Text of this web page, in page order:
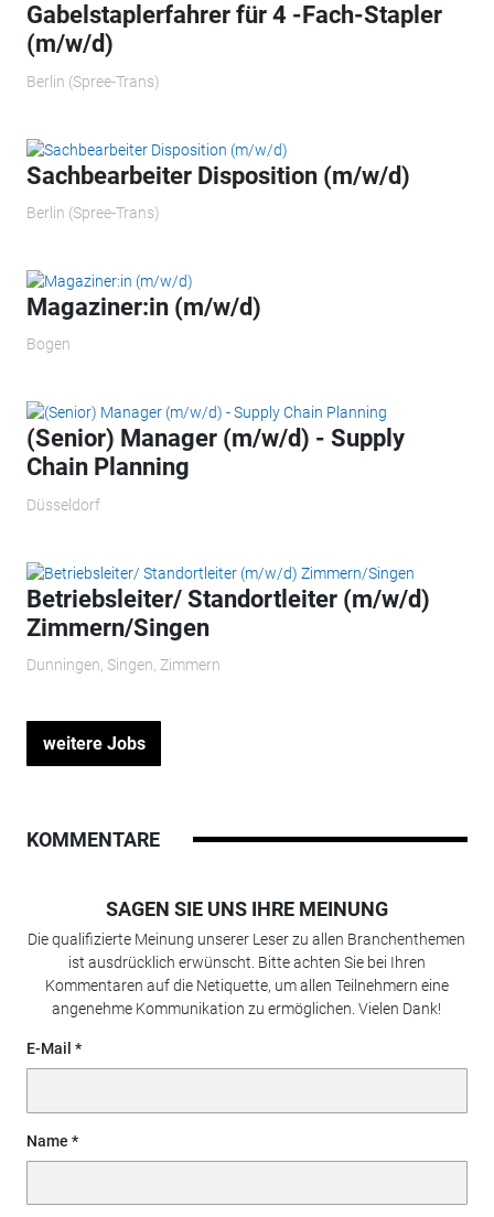
Gabelstaplerfahrer für 4 -Fach-Stapler
(m/w/d)
Berlin (Spree-Trans)
Sachbearbeiter Disposition (m/w/d)
Berlin (Spree-Trans)
Magaziner:in (m/w/d)
Bogen
(Senior) Manager (m/w/d) - Supply
Chain Planning
Düsseldorf
Betriebsleiter/ Standortleiter (m/w/d)
Zimmern/Singen
Dunningen, Singen, Zimmern
weitere Jobs
KOMMENTARE
SAGEN SIE UNS IHRE MEINUNG
Die qualifizierte Meinung unserer Leser zu allen Branchenthemen
ist ausdrücklich erwünscht. Bitte achten Sie bei Ihren
Kommentaren auf die Netiquette, um allen Teilnehmern eine
angenehme Kommunikation zu ermöglichen. Vielen Dank!
E-Mail
Name